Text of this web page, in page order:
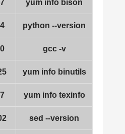
yum info bison
python --version
gcc -v
yum info binutils
yum info texinfo
sed --version